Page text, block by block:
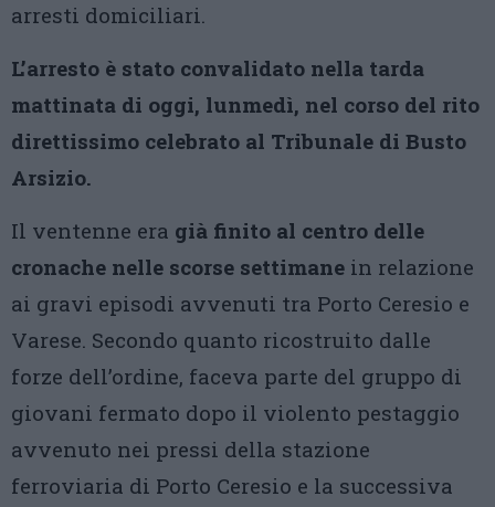
arresti domiciliari.
L’arresto è stato convalidato nella tarda
mattinata di oggi, lunmedì, nel corso del rito
direttissimo celebrato al Tribunale di Busto
Arsizio.
Il ventenne era già finito al centro delle
cronache nelle scorse settimane in relazione
ai gravi episodi avvenuti tra Porto Ceresio e
Varese. Secondo quanto ricostruito dalle
forze dell’ordine, faceva parte del gruppo di
giovani fermato dopo il violento pestaggio
avvenuto nei pressi della stazione
ferroviaria di Porto Ceresio e la successiva